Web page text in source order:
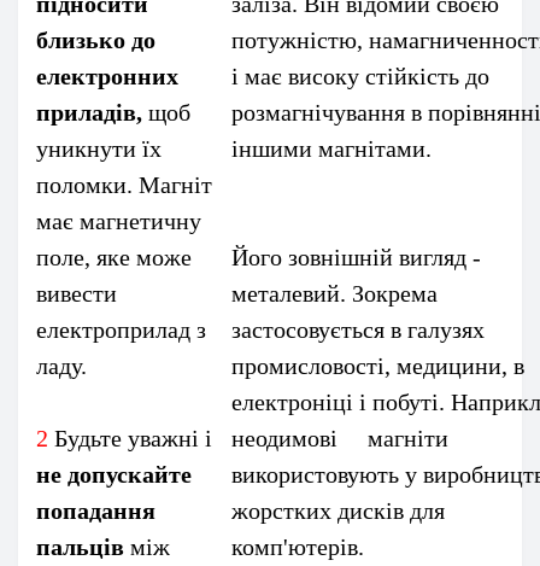
близько до
електронних
приладів, щоб
уникнути їх
поломки. Магніт
має магнетичну
поле, яке може
вивести
електроприлад з
ладу.
2 Будьте уважні і
не допускайте
попадання
пальців між
потужністю,
і має високу стійкість до
розмагнічування в
іншими магнітами.
Його зовнішній вигляд -
металевий. Зокрема
застосовується в галузях
промисловості, медицини, в
електроніці і побуті.
неодимові магніти
використовують у
жорстких дисків для